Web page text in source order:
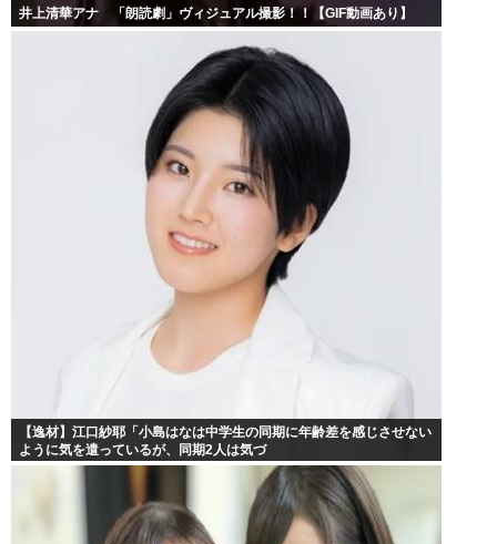
井上清華アナ 「朗読劇」ヴィジュアル撮影！！【GIF動画あり】
【逸材】江口紗耶「小島はなは中学生の同期に年齢差を感じさせない
ように気を遣っているが、同期2人は気づ